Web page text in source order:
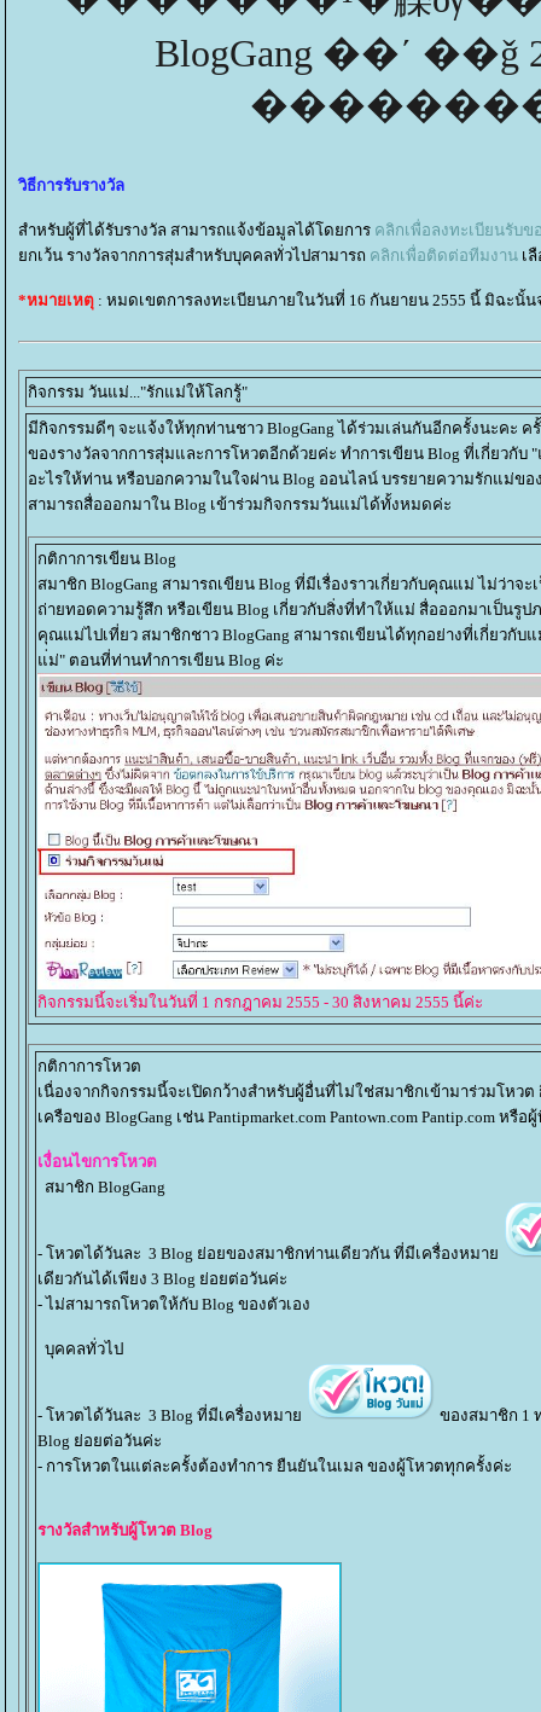
วิธีการรับรางวัล
สำหรับผู้ที่ได้รับรางวัล สามารถแจ้งข้อมูลได้โดยการ คลิกเพื่อลงทะเบียนรับข
กเว้น รางวัลจากการสุ่มสำหรับบุคคลทั่วไปสามารถ คลิกเพื่อติดต่อทีมงาน เ
*หมายเหตุ : หมดเขตการลงทะเบียนภายในวันที่ 16 กันยายน 2555 นี้ มิฉะนั้
กิจกรรม วันแม่..."รักแม่ให้โลกรู้"
มีกิจกรรมดีๆ จะแจ้งให้ทุกท่านชาว BlogGang ได้ร่วมเล่นกันอีกครั้งนะคะ
ของรางวัลจากการสุ่มและการโหวตอีกด้วยค่ะ ทำการเขียน Blog ที่เกี่ยวกั
อะไรให้ท่าน หรือบอกความในใจผ่าน Blog ออนไลน์ บรรยายความรักแม่ข
สามารถสื่อออกมาใน Blog เข้าร่วมกิจกรรมวันแม่ได้ทั้งหมดค่ะ
กติกาการเขียน Blog
สมาชิก BlogGang สามารถเขียน Blog ที่มีเรื่องราวเกี่ยวกับคุณแม่ ไม่ว่า
ถ่ายทอดความรู้สึก หรือเขียน Blog เกี่ยวกับสิ่งที่ทำให้แม่ สื่อออกมาเป็น
คุณแม่ไปเที่ยว สมาชิกชาว BlogGang สามารถเขียนได้ทุกอย่างที่เกี่ยวกั
่ม่" ตอนที่ท่านทำการเขียน Blog ค่ะ
กิจกรรมนี้จะเริ่มในวันที่ 1 กรกฎาคม 2555 - 30 สิงหาคม 2555 นี้ค่ะ
กติกาการโหวต
เนื่องจากกิจกรรมนี้จะเปิดกว้างสำหรับผู้อื่นที่ไม่ใช่สมาชิกเข้ามาร่วมโหว
เครือของ BlogGang เช่น Pantipmarket.com Pantown.com Pantip.com
เงื่อนไขการโหวต
สมาชิก BlogGang
- โหวตได้วันละ 3 Blog ย่อยของสมาชิกท่านเดียวกัน ที่มีเครื่องหมา
เดียวกันได้เพียง 3 Blog ย่อยต่อวันค่ะ
- ไม่สามารถโหวตให้กับ Blog ของตัวเอง
บุคคลทั่วไป
- โหวตได้วันละ 3 Blog ที่มีเครื่องหมา
ของสมาชิก 1
Blog ย่อยต่อวันค่ะ
- การโหวตในแต่ละครั้งต้องทำการ ยืนยันในเมล ของผู้โหวตทุกครั้งค่ะ
รางวัลสำหรับผู้โหวต Blog